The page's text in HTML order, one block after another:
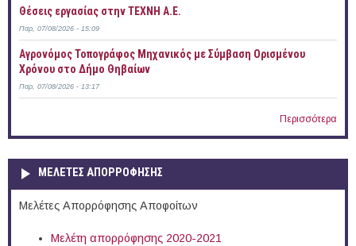
Θέσεις εργασίας στην ΤΕΧΝΗ Α.Ε.
Παρ, 07/08/2026 - 15:09
Αγρονόμος Τοπογράφος Μηχανικός με Σύμβαση Ορισμένου
Χρόνου στο Δήμο Θηβαίων
Παρ, 07/08/2026 - 13:17
Περισσότερα
ΜΕΛΕΤΕΣ ΑΠΟΡΡΟΦΗΣΗΣ
Μελέτες Απορρόφησης Αποφοίτων
Μελέτη απορρόφησης 2020-2021